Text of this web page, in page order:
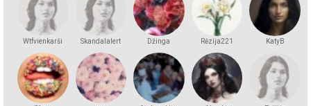
Wtfvienkarši Skandalalert Džinga Rēzija221 KatyB